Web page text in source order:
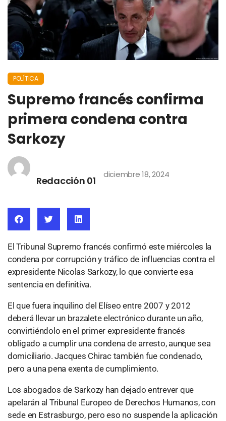
POLÍTICA
Supremo francés confirma
primera condena contra
Sarkozy
Redacción 01
diciembre 18, 2024
El Tribunal Supremo francés confirmó este miércoles la
condena por corrupción y tráfico de influencias contra el
expresidente Nicolas Sarkozy, lo que convierte esa
sentencia en definitiva.
El que fuera inquilino del Elíseo entre 2007 y 2012
deberá llevar un brazalete electrónico durante un año,
convirtiéndolo en el primer expresidente francés
obligado a cumplir una condena de arresto, aunque sea
domiciliario. Jacques Chirac también fue condenado,
pero a una pena exenta de cumplimiento.
Los abogados de Sarkozy han dejado entrever que
apelarán al Tribunal Europeo de Derechos Humanos, con
sede en Estrasburgo, pero eso no suspende la aplicación